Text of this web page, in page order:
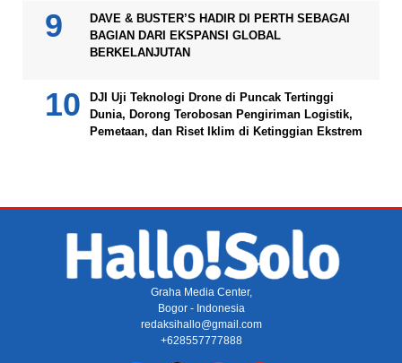
DAVE & BUSTER’S HADIR DI PERTH SEBAGAI
BAGIAN DARI EKSPANSI GLOBAL
BERKELANJUTAN
DJI Uji Teknologi Drone di Puncak Tertinggi
Dunia, Dorong Terobosan Pengiriman Logistik,
Pemetaan, dan Riset Iklim di Ketinggian Ekstrem
Graha Media Center,
Bogor - Indonesia
redaksihallo@gmail.com
+628557777888